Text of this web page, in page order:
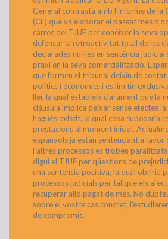
General contrasta amb l’informe de la
(CE) que va elaborar el passat mes
càrrec del TJUE per conèixer la seva
defensar la retroactivitat total de les
declarades nul·les en sentència
praxi en la seva comercialització.
que formen el tribunal deixin de costat
polítics i econòmics i es limitin
llei, la qual estableix clarament que la
clàusula implica deixar sense efectes
hagués existit, la qual cosa suposaria
prestacions al moment inicial.
espanyols ja estan sentenciant a
i altres processos es troben paralitzats
digui el TJUE per qüestions de
una sentència positiva, la qual obriria
processos judicials per tal que els
recuperar allò pagat de més. No
sobre el vostre cas concret,
de compromís.